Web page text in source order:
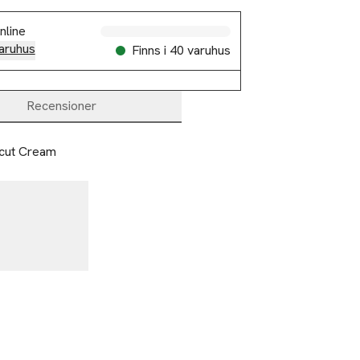
Finns i 40 varuhus
Recensioner
Cream